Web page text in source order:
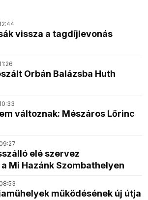
vissza a tagdíjlevonás
Orbán Balázsba Huth
változnak: Mészáros Lőrinc
elé szervez
Mi Hazánk Szombathelyen
működésének új útja